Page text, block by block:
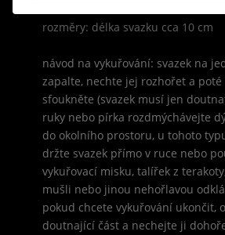
rozměry: délka svazku cca 10 cm
návod na vykuřování: svazek na
zapalte, nechte jej rozhořet a
sfoukněte (svazek musí jen
ruky nebo pírka rozdmýchávejte
do okolního prostoru, u tohoto
držte svazek přímo v ruce nebo
vykuřovací misku, talířek z
mušli nebo jinou nehořlavou
pokud chcete vykuřování ukončit,
doutnající část a nechejte ji